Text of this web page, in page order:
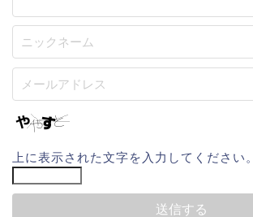
上に表示された文字を入力してください。